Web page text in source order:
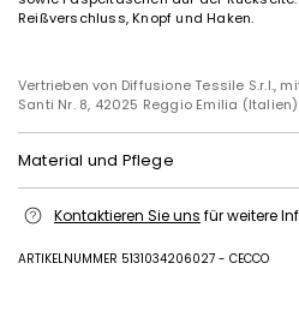
Reißverschluss, Knopf und Haken.
Vertrieben von Diffusione Tessile S.r.l.,
Santi Nr. 8, 42025 Reggio Emilia (Italien)
Material und Pflege
wäschetrockner trocknen; im schatten
Kontaktieren Sie uns für weitere
ARTIKELNUMMER 5131034206027 - CECCO